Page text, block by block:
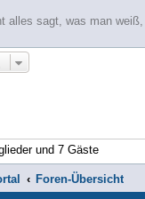
alles sagt, was man
und 7 Gäste
Foren-Übersicht